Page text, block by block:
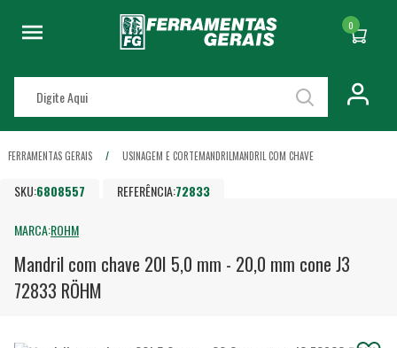
0
FERRAMENTAS GERAIS USINAGEM E CORTEMANDRILMANDRIL COM CHAVE
SKU:6808557 REFERÊNCIA:72833
MARCA:ROHM
Mandril com chave 20I 5,0 mm - 20,0 mm cone J3
72833 RÖHM